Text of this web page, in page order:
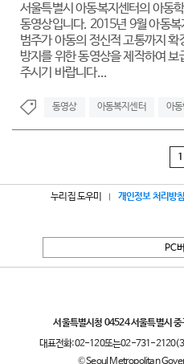
서울특별시 아동복지센터의 아동
동영상입니다. 2015년 9월 아동
범주가 아동의 정신적 고통까지
방지를 위한 동영상을 제작하여
주시기 바랍니다...
동영상 아동복지센터 아동
1
누리집 도우미 개인정보 처리방침
PC
서울특별시청 04524 서울특별시
대표전화:02-120또는02-731-2120
© Seoul Metropolitan